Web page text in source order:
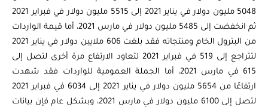
5048 مليون دولار في يناير 2021 إلى 5515 مليون دولار في فبراير 2021
ثم انخفضت إلى 5485 مليون دولار في مارس 2021، أما قيمة الواردات
من البترول الخام ومنتجاته فقد بلغت 606 ملايين دولار في يناير 2021
لتتراجع إلى 519 في فبراير 2021 لتعاود الارتفاع مرة أخرى لتصل إلى
615 في مارس 2021، أما الجملة العمومية للواردات فقد شهدت
ارتفاعًا من 5654 مليون دولار في يناير 2021 إلى 6034 في فبراير 2021
لتصل إلى 6100 مليون دولار في مارس 2021، وبشكل عام فإن بيانات